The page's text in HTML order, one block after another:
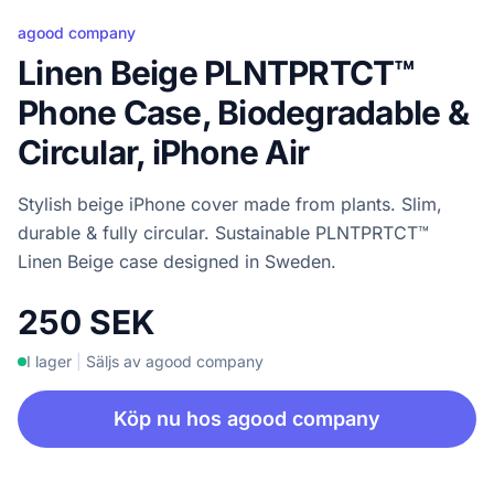
agood company
Linen Beige PLNTPRTCT™
Phone Case, Biodegradable &
Circular, iPhone Air
Stylish beige iPhone cover made from plants. Slim,
durable & fully circular. Sustainable PLNTPRTCT™
Linen Beige case designed in Sweden.
250 SEK
I lager Säljs av agood company
Köp nu hos agood company